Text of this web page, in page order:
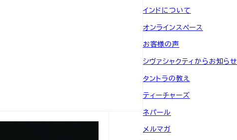
インドについて
オンラインスペース
お客様の声
シヴァシャクティからお知らせ
タントラの教え
ティーチャーズ
ネパール
メルマガ